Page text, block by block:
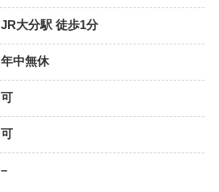
JR大分駅 徒歩1分
年中無休
可
可
–